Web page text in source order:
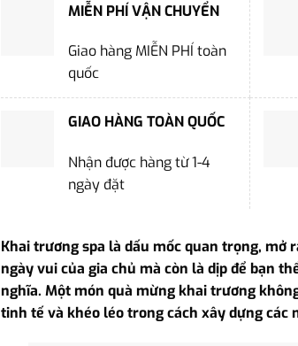
MIỄN PHÍ VẬN CHUYỂN
Giao hàng MIỄN PHÍ toàn
quốc
GIAO HÀNG TOÀN QUỐC
Nhận được hàng từ 1-4
ngày đặt
Khai trương spa là dấu mốc quan trọng,
ngày vui của gia chủ mà còn là dịp để bạn
nghĩa. Một món quà mừng khai trương
tinh tế và khéo léo trong cách xây dựng các